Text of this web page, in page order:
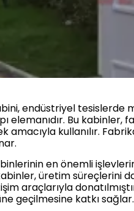
endüstriyel tesislerde
elemanıdır. Bu
amacıyla kullanılır.
en önemli
üretim süreçlerini
araçlarıyla
geçilmesine katkı sağlar.